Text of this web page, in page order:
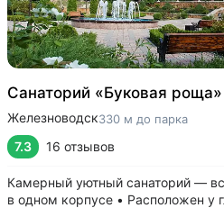
Санаторий «Буковая роща»
Железноводск330 м до парка
7.3 16 отзывов
Камерный уютный санаторий —
в одном корпусе • Расположен у